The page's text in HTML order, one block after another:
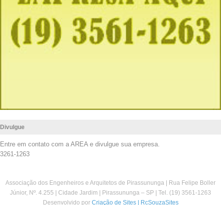
Divulgue
Entre em contato com a AREA e divulgue sua empresa.
3261-1263
Associação dos Engenheiros e Arquitetos de Pirassununga | Rua Felipe Boller
Júnior, Nº. 4.255 | Cidade Jardim | Pirassununga – SP | Tel. (19) 3561-1263
Desenvolvido por Criação de Sites | RcSouzaSites